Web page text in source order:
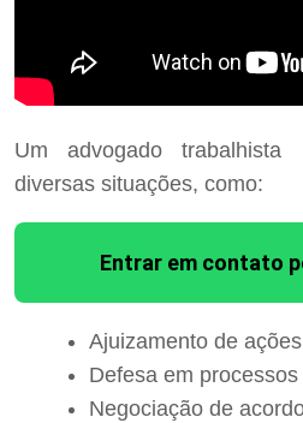
Um advogado
diversas situações, como:
Entrar em contato
Ajuizamento de
Defesa em
Negociação de